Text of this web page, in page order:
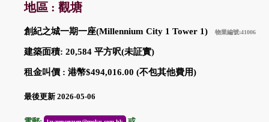
地區 : 觀塘
創紀之城一期一座(Millennium City 1 Tower 1) 物業編號:41006
建築面積: 20,584 平方呎(未証實)
租金叫價 : 港幣$494,016.00 (不包其他費用)
最後更新 2026-05-06